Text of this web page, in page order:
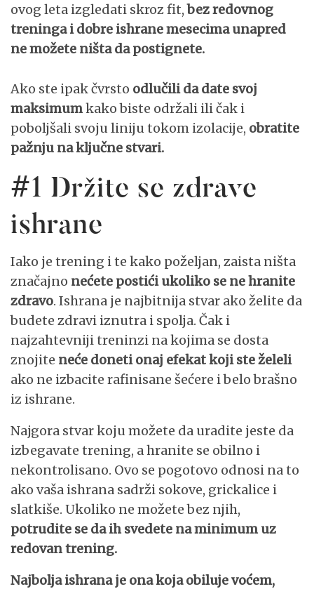
ovog leta izgledati skroz fit,bez redovnog
treninga i dobre ishrane mesecima unapred
ne možete ništa da postignete.
Ako ste ipak čvrsto odlučili da date svoj
maksimumkako biste održali ili čak i
poboljšali svoju liniju tokom izolacije, obratite
pažnju na ključne stvari.
#1 Držite se zdrave
ishrane
Iako je trening i te kako poželjan, zaista ništa
značajno nećete postići ukoliko se ne hranite
zdravo. Ishrana je najbitnija stvar ako želite da
budete zdravi iznutra i spolja. Čak i
najzahtevniji treninzi na kojima se dosta
znojite neće doneti onaj efekat koji ste želeli
ako ne izbacite rafinisane šećere i belo brašno
iz ishrane.
Najgora stvar koju možete da uradite jeste da
izbegavate trening, a hranite se obilno i
nekontrolisano. Ovo se pogotovo odnosi na to
ako vaša ishrana sadrži sokove, grickalice i
slatkiše. Ukoliko ne možete bez njih,
potrudite se da ih svedete na minimum uz
redovan trening.
Najbolja ishrana je ona koja obiluje voćem,